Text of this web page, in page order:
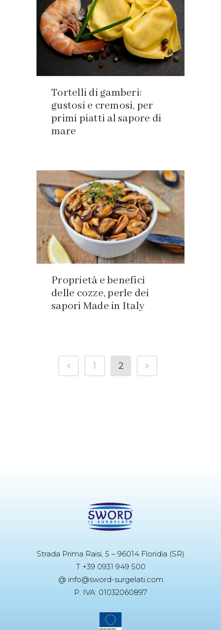
Tortelli di gamberi:
gustosi e cremosi, per
primi piatti al sapore di
mare
Proprietà e benefici
delle cozze, perle dei
sapori Made in Italy
1 2
Strada Prima Raisi, 5 – 96014 Floridia (SR)
T +39 0931 949 500
@ info@sword-surgelati.com
P. IVA: 01032060897